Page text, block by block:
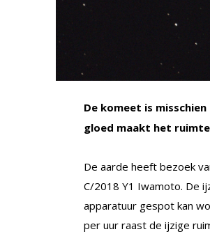
De komeet is
gloed maakt het
De aarde heeft bezoek
C/2018 Y1 Iwamoto. De
apparatuur gespot kan
per uur raast de ijzige